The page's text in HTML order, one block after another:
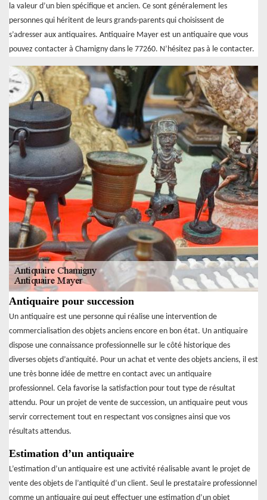
la valeur d’un bien spécifique et ancien. Ce sont généralement les
personnes qui héritent de leurs grands-parents qui choisissent de
s’adresser aux antiquaires. Antiquaire Mayer est un antiquaire que vous
pouvez contacter à Chamigny dans le 77260. N’hésitez pas à le contacter.
Antiquaire pour succession
Un antiquaire est une personne qui réalise une intervention de
commercialisation des objets anciens encore en bon état. Un antiquaire
dispose une connaissance professionnelle sur le côté historique des
diverses objets d’antiquité. Pour un achat et vente des objets anciens, il est
une très bonne idée de mettre en contact avec un antiquaire
professionnel. Cela favorise la satisfaction pour tout type de résultat
attendu. Pour un projet de vente de succession, un antiquaire peut vous
servir correctement tout en respectant vos consignes ainsi que vos
résultats attendus.
Estimation d’un antiquaire
L’estimation d’un antiquaire est une activité réalisable avant le projet de
vente des objets de l’antiquité d’un client. Seul le prestataire professionnel
comme un antiquaire qui peut effectuer une estimation d’un objet